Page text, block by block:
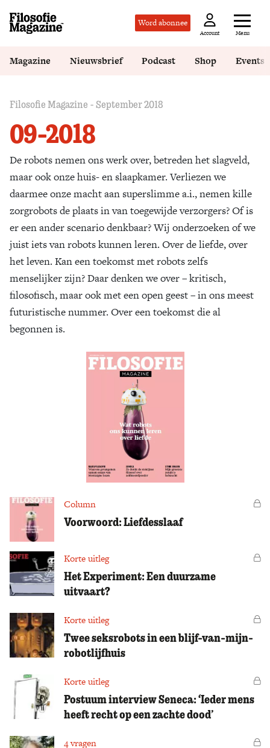
Word abonnee
Account Menu
Zoek
Magazine Nieuwsbrief Podcast Shop Events
Filosofie Magazine - September 2018
09-2018
De robots nemen ons werk over, betreden het slagveld,
maar ook onze huis- en slaapkamer. Verliezen we
daarmee onze macht aan superslimme a.i., nemen kille
zorgrobots de plaats in van toegewijde verzorgers? Of is
er een ander scenario denkbaar? Wij onderzoeken of we
juist iets van robots kunnen leren. Over de liefde, over
het leven. Kan een toekomst met robots zelfs
menselijker zijn? Daar denken we over – kritisch,
filosofisch, maar ook met een open geest – in ons meest
futuristische nummer. Over een toekomst die al
begonnen is.
Column
Voorwoord: Liefdesslaaf
Korte uitleg
Het Experiment: Een duurzame
uitvaart?
Korte uitleg
Twee seksrobots in een blijf-van-mijn-
robotlijfhuis
Korte uitleg
Postuum interview Seneca: ‘Ieder mens
heeft recht op een zachte dood’
4 vragen